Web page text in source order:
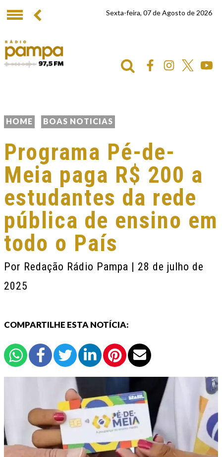
Sexta-feira, 07 de Agosto de 2026
HOME BOAS NOTICIAS
Programa Pé-de-
Meia paga R$ 200 a
estudantes da rede
pública de ensino em
todo o País
Por Redação Rádio Pampa | 28 de julho de
2025
COMPARTILHE ESTA NOTÍCIA: